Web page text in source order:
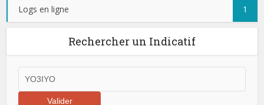
Logs en ligne 1
Rechercher un Indicatif